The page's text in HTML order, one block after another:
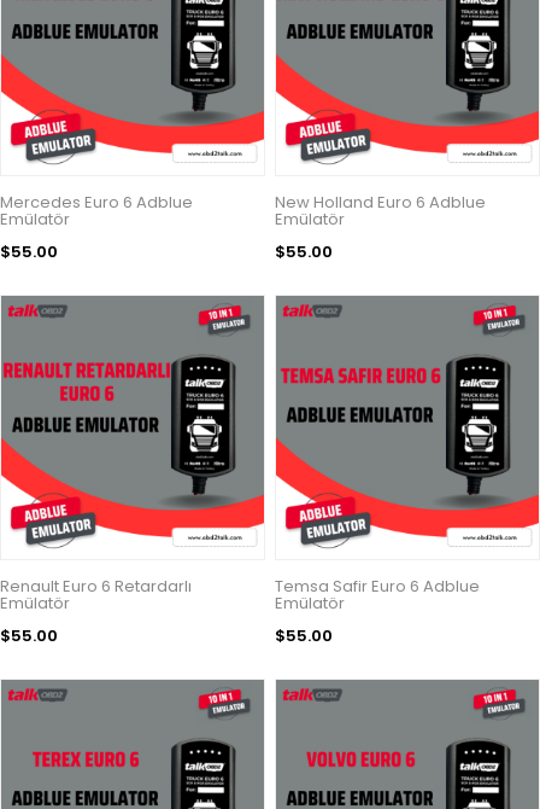
Mercedes Euro 6 Adblue
Emülatör
$55.00
New Holland Euro 6 Adblue
Emülatör
$55.00
Renault Euro 6 Retardarlı
Emülatör
$55.00
Temsa Safir Euro 6 Adblue
Emülatör
$55.00